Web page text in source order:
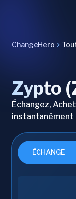
ChangeHero
Zypto
Échangez,
instantanément
ÉCHANGE